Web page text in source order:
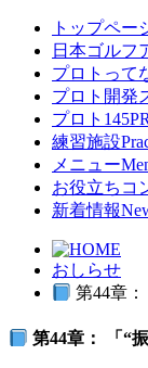
トップペー
日本ゴルフ
プロトって
プロト開発
プロト145
練習施設
メニュー
お役立ちコ
新着情報
おしらせ
第44章
第44章： 「“